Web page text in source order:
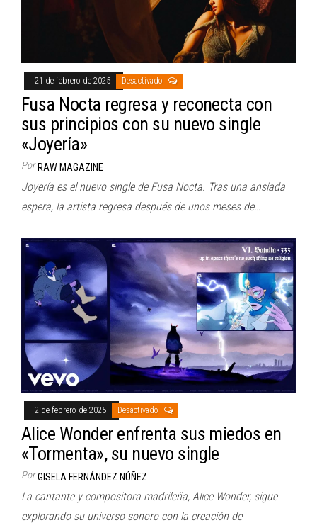
21 de febrero de 2025 Desactivado
Fusa Nocta regresa y reconecta con
sus principios con su nuevo single
«Joyería»
Por RAW MAGAZINE
Joyería es el nuevo single de Fusa Nocta. Tras una ansiada
espera, la artista regresa después de unos meses de…
2 de febrero de 2025 Desactivado
Alice Wonder enfrenta sus miedos en
«Tormenta», su nuevo single
Por GISELA FERNÁNDEZ NÚÑEZ
La cantante y compositora madrileña, Alice Wonder, sigue
explorando su universo sonoro con la creación de